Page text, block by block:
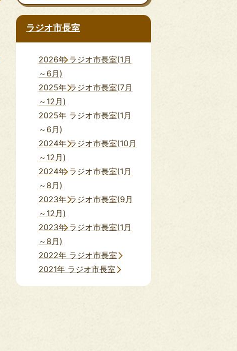
ラジオ市長室
2026年 ラジオ市長室(1月
～6月)
2025年 ラジオ市長室(7月
～12月)
2025年 ラジオ市長室(1月
～6月)
2024年 ラジオ市長室(10月
～12月)
2024年 ラジオ市長室(1月
～8月)
2023年 ラジオ市長室(9月
～12月)
2023年 ラジオ市長室(1月
～8月)
2022年 ラジオ市長室
2021年 ラジオ市長室